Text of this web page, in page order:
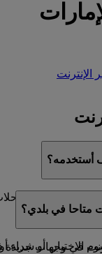
الإنترنت
أستخدمه؟
للبحث عن
الاختيار، أو
متاحا في بلدي؟
في وجهات جديدة